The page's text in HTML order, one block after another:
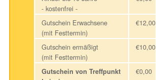
- kostenfrei -
Gutschein Erwachsene
(mit Festtermin)
€12,00
Gutschein ermäßigt
(mit Festtermin)
€10,00
Gutschein von Treffpunkt
€0,00